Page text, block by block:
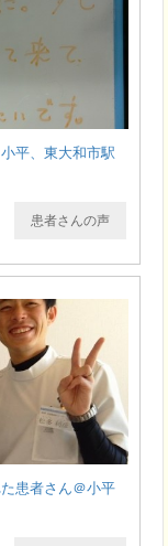
平、東大和市駅
患者さんの声
患者さん＠小平